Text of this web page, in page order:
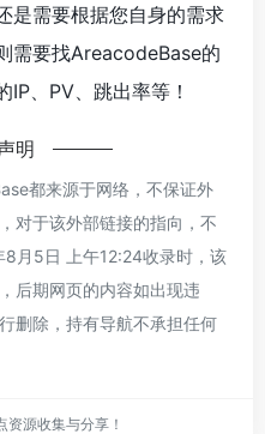
是需要根据您自身的需求
需要找AreacodeBase的
、PV、跳出率等！
明
都来源于网络，不保证外
对于该外部链接的指向，不
月5日 上午12:24收录时，该
后期网页的内容如出现违
删除，持有导航不承担任何
源收集与分享！